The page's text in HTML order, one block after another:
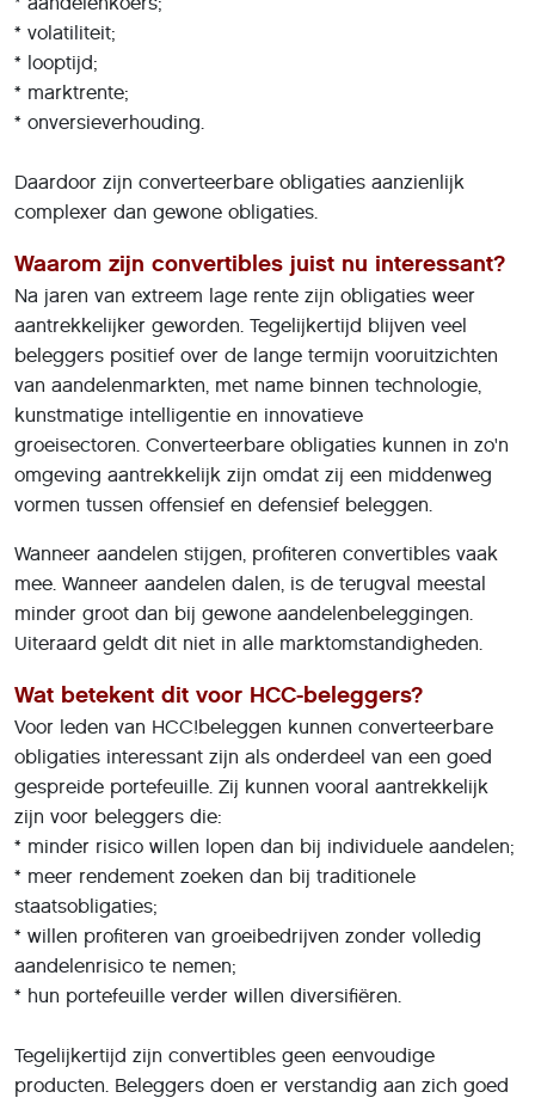
* volatiliteit;
* looptijd;
* marktrente;
* onversieverhouding.
Daardoor zijn converteerbare obligaties aanzienlijk
complexer dan gewone obligaties.
Waarom zijn convertibles juist nu interessant?
Na jaren van extreem lage rente zijn obligaties weer
aantrekkelijker geworden. Tegelijkertijd blijven veel
beleggers positief over de lange termijn vooruitzichten
van aandelenmarkten, met name binnen technologie,
kunstmatige intelligentie en innovatieve
groeisectoren. Converteerbare obligaties kunnen in zo'n
omgeving aantrekkelijk zijn omdat zij een middenweg
vormen tussen offensief en defensief beleggen.
Wanneer aandelen stijgen, profiteren convertibles vaak
mee. Wanneer aandelen dalen, is de terugval meestal
minder groot dan bij gewone aandelenbeleggingen.
Uiteraard geldt dit niet in alle marktomstandigheden.
Wat betekent dit voor HCC-beleggers?
Voor leden van HCC!beleggen kunnen converteerbare
obligaties interessant zijn als onderdeel van een goed
gespreide portefeuille. Zij kunnen vooral aantrekkelijk
zijn voor beleggers die:
* minder risico willen lopen dan bij individuele aandelen;
* meer rendement zoeken dan bij traditionele
staatsobligaties;
* willen profiteren van groeibedrijven zonder volledig
aandelenrisico te nemen;
* hun portefeuille verder willen diversifiëren.
Tegelijkertijd zijn convertibles geen eenvoudige
producten. Beleggers doen er verstandig aan zich goed